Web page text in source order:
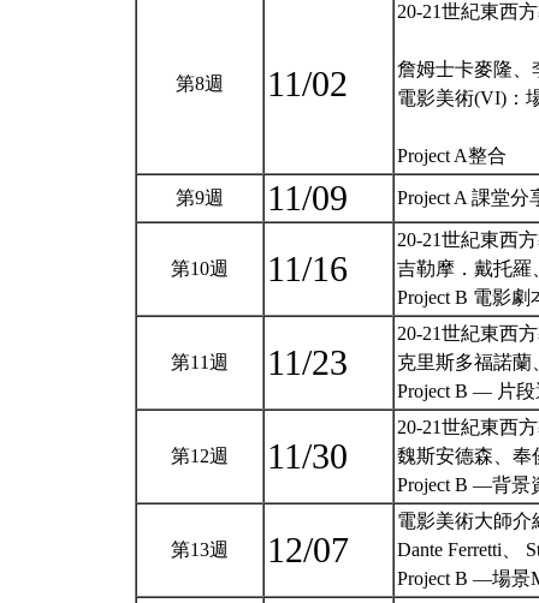
第8週 11/02
20-21世紀東西
詹姆士卡麥隆、
電影美術(VI)：
Project A整合
第9週 11/09 Project A 課堂
第10週 11/16
20-21世紀東西
吉勒摩．戴托羅
Project B 電影
第11週 11/23
20-21世紀東西
克里斯多福諾蘭
Project B — 片
第12週 11/30
20-21世紀東西
魏斯安德森、奉
Project B —背景
第13週 12/07
電影美術大師介
Dante Ferretti、
Project B —場景